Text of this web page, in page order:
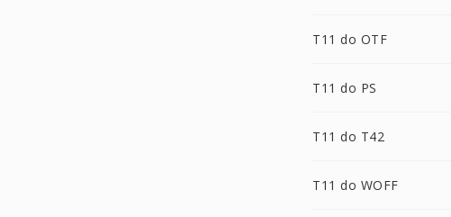
T11 do OTF
T11 do PS
T11 do T42
T11 do WOFF